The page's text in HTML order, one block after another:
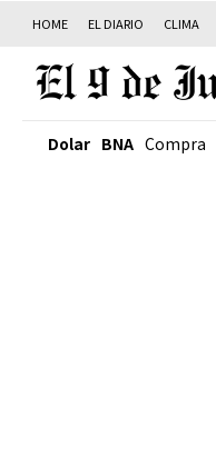
HOME EL DIARIO CLIMA
Dolar BNA Compra